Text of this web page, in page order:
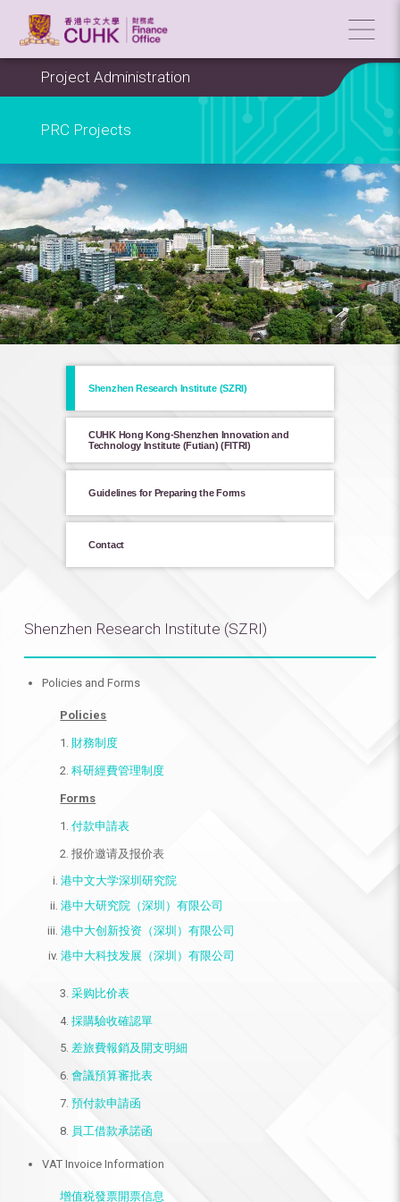
Project Administration
PRC Projects
Shenzhen Research Institute (SZRI)
CUHK Hong Kong-Shenzhen Innovation and
Technology Institute (Futian) (FITRI)
Guidelines for Preparing the Forms
Contact
Shenzhen Research Institute (SZRI)
Policies and Forms
Policies
1. 財務制度
2.科研經費管理制度
Forms
1.付款申請表
2. 报价邀请及报价表
港中文大学深圳研究院
港中大研究院（深圳）有限公司
港中大创新投资（深圳）有限公司
港中大科技发展（深圳）有限公司
3.采购比价表
4.採購驗收確認單
5.差旅費報銷及開支明細
6.會議預算審批表
7.預付款申請函
8. 員工借款承諾函
VAT Invoice Information
增值税發票開票信息